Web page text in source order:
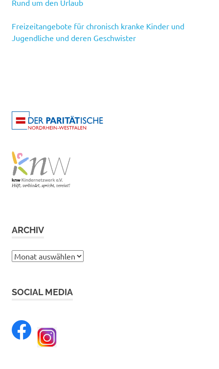
Rund um den Urlaub
Freizeitangebote für chronisch kranke Kinder und
Jugendliche und deren Geschwister
ARCHIV
Archiv
SOCIAL MEDIA